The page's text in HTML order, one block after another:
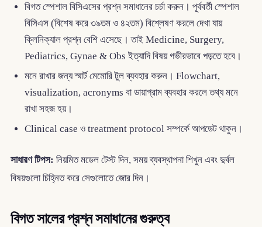
বিগত স্পেশাল বিসিএসের প্রশ্ন সমাধানের চর্চা করুন। পূর্ববর্তী স্পেশাল
বিসিএস (বিশেষ করে ৩৯তম ও ৪২তম) বিশ্লেষণ করলে দেখা যায়
ক্লিনিক্যাল প্রশ্ন বেশি এসেছে। তাই Medicine, Surgery,
Pediatrics, Gynae & Obs ইত্যাদি বিষয় গভীরভাবে পড়তে হবে।
মনে রাখার জন্য স্মার্ট মেমোরি টুল ব্যবহার করুন। Flowchart,
visualization, acronyms বা ডায়াগ্রাম ব্যবহার করলে তথ্য মনে
রাখা সহজ হয়।
Clinical case ও treatment protocol সম্পর্কে আপডেট থাকুন।
সাধারণ টিপস: নিয়মিত মডেল টেস্ট দিন, সময় ব্যবস্থাপনা শিখুন এবং দুর্বল
বিষয়গুলো চিহ্নিত করে সেগুলোতে জোর দিন।
বিগত সালের প্রশ্ন সমাধানের গুরুত্ব